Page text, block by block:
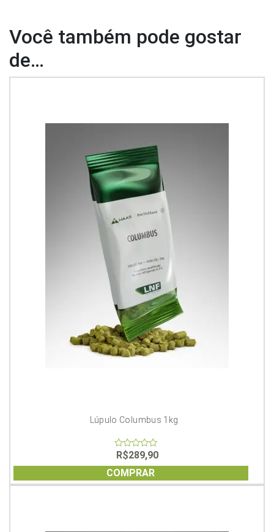
Você também pode gostar
de…
Lúpulo Columbus 1kg
0
out
of
5
R$289,90
COMPRAR